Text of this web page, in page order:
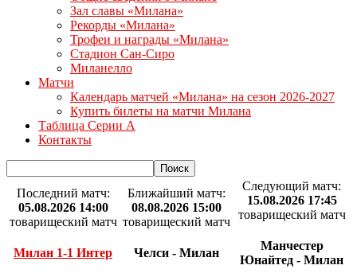
Зал славы «Милана»
Рекорды «Милана»
Трофеи и награды «Милана»
Стадион Сан-Сиро
Миланелло
Матчи
Календарь матчей «Милана» на сезон 2026-2027
Купить билеты на матчи Милана
Таблица Серии А
Контакты
Последний матч:
05.08.2026 14:00
товарищеский матч
Милан 1-1 Интер
Ближайший матч:
08.08.2026 15:00
товарищеский матч
Челси - Милан
Следующий матч:
15.08.2026 17:45
товарищеский матч
Манчестер
Юнайтед - Милан